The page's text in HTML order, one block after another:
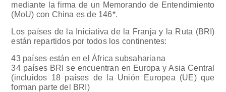
mediante la firma de un Memorando de Entendimiento
(MoU) con China es de 146*.
Los países de la Iniciativa de la Franja y la Ruta (BRI)
están repartidos por todos los continentes:
43 países están en el África subsahariana
34 países BRI se encuentran en Europa y Asia Central
(incluidos 18 países de la Unión Europea (UE) que
forman parte del BRI)